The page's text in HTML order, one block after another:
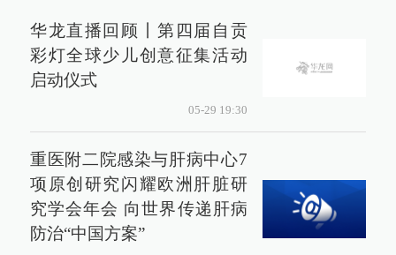
华龙直播回顾丨第四届自贡
彩灯全球少儿创意征集活动
启动仪式
05-29 19:30
重医附二院感染与肝病中心7
项原创研究闪耀欧洲肝脏研
究学会年会 向世界传递肝病
防治“中国方案”